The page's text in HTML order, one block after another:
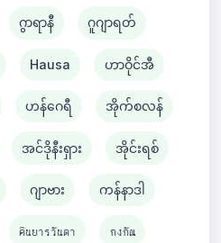
ဂွာရာနီ ဂူဂျာရတ်
Hausa ဟာဝိုင်အီ
ဟန်ဂေရီ အိုက်စလန်
အင်ဒိုနီးရှား အိုင်းရစ်
ဂျာဗား ကန်နာဒါ
คินยารวันดา กงกัณ